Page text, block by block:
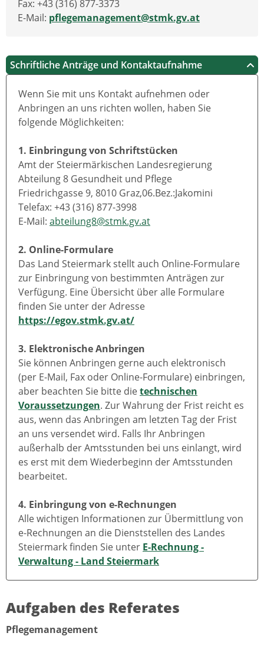
Fax: +43 (316) 877-3373
E-Mail: pflegemanagement@stmk.gv.at
Schriftliche Anträge und Kontaktaufnahme
Wenn Sie mit uns Kontakt aufnehmen oder
Anbringen an uns richten wollen, haben Sie
folgende Möglichkeiten:
1. Einbringung von Schriftstücken
Amt der Steiermärkischen Landesregierung
Abteilung 8 Gesundheit und Pflege
Friedrichgasse 9, 8010 Graz,06.Bez.:Jakomini
Telefax: +43 (316) 877-3998
E-Mail: abteilung8@stmk.gv.at
2. Online-Formulare
Das Land Steiermark stellt auch Online-Formulare
zur Einbringung von bestimmten Anträgen zur
Verfügung. Eine Übersicht über alle Formulare
finden Sie unter der Adresse
https://egov.stmk.gv.at/
3. Elektronische Anbringen
Sie können Anbringen gerne auch elektronisch
(per E-Mail, Fax oder Online-Formulare) einbringen,
aber beachten Sie bitte dietechnischen
Voraussetzungen. Zur Wahrung der Frist reicht es
aus, wenn das Anbringen am letzten Tag der Frist
an uns versendet wird. Falls Ihr Anbringen
außerhalb der Amtsstunden bei uns einlangt, wird
es erst mit dem Wiederbeginn der Amtsstunden
bearbeitet.
4. Einbringung von e-Rechnungen
Alle wichtigen Informationen zur Übermittlung von
e-Rechnungen an die Dienststellen des Landes
Steiermark finden Sie unter E-Rechnung -
Verwaltung - Land Steiermark
Aufgaben des Referates
Pflegemanagement